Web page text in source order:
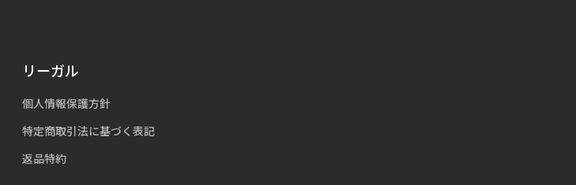
リーガル
個人情報保護方針
特定商取引法に基づく表記
返品特約